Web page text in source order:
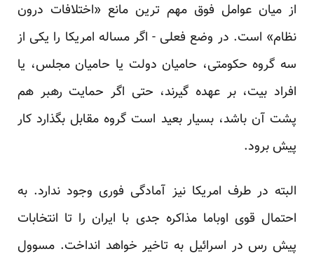
از میان عوامل فوق مهم ترین مانع «اختلافات درون
نظام» است. در وضع فعلی - اگر مساله امریکا را یکی از
سه گروه حکومتی، حامیان دولت یا حامیان مجلس، یا
افراد بیت، بر عهده گیرند، حتی اگر حمایت رهبر هم
پشت آن باشد، بسیار بعید است گروه مقابل بگذارد کار
پیش برود.
البته در طرف امریکا نیز آمادگی فوری وجود ندارد. به
احتمال قوی اوباما مذاکره جدی با ایران را تا انتخابات
پیش رس در اسرائیل به تاخیر خواهد انداخت. مسوول